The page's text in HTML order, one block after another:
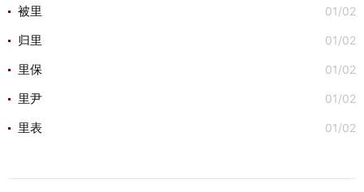
01/02
被里
01/02
归里
01/02
里保
01/02
里尹
01/02
里表